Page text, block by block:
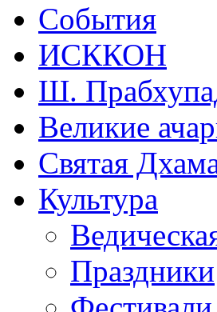
События
ИСККОН
Ш.
Великие
Святая
Культура
Праздники